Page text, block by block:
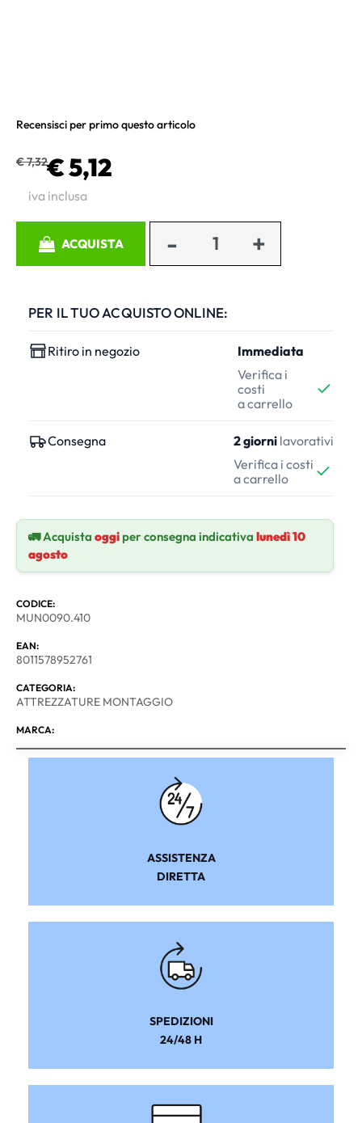
Recensisci per primo questo articolo
€ 7,32€ 5,12
iva inclusa
ACQUISTA
PER IL TUO ACQUISTO ONLINE:
Ritiro in negozio
Immediata
Verifica i
costi
a carrello
Consegna 2 giorni lavorativi
Verifica i costi
a carrello
🚛 Acquista oggiper consegna indicativa lunedì 10
agosto
CODICE:
MUN0090.410
EAN:
8011578952761
CATEGORIA:
ATTREZZATURE MONTAGGIO
MARCA:
ASSISTENZA
DIRETTA
SPEDIZIONI
24/48 H